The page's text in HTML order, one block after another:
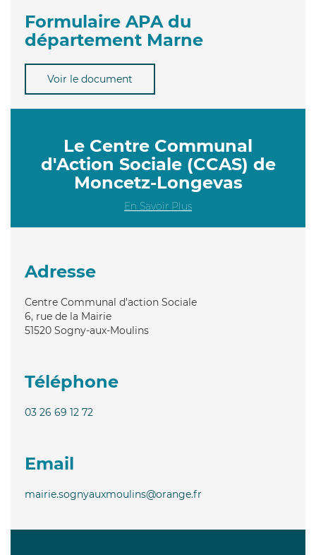
Formulaire APA du
département Marne
Voir le document
Le Centre Communal
d'Action Sociale (CCAS) de
Moncetz-Longevas
En Savoir Plus
Adresse
Centre Communal d'action Sociale
6, rue de la Mairie
51520 Sogny-aux-Moulins
Téléphone
03 26 69 12 72
Email
mairie.sognyauxmoulins@orange.fr